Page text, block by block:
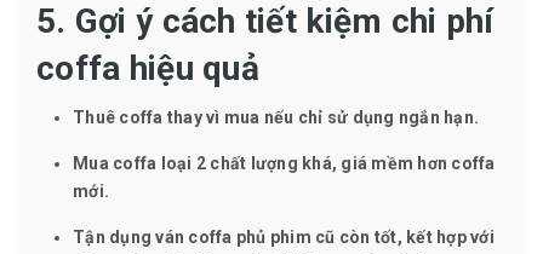
5. Gợi ý cách tiết kiệm chi phí
coffa hiệu quả
Thuê coffa thay vì mua nếu chỉ sử dụng ngắn hạn.
Mua coffa loại 2 chất lượng khá, giá mềm hơn coffa
mới.
Tận dụng ván coffa phủ phim cũ còn tốt, kết hợp với